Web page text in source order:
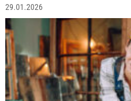
29.01.2026